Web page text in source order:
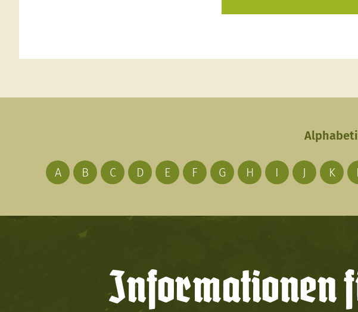
A B C D E F G H I J K
Informationen